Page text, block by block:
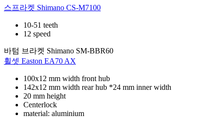
스프라켓 Shimano CS-M7100
10-51 teeth
12 speed
바텀 브라켓 Shimano SM-BBR60
휠셋 Easton EA70 AX
100x12 mm width front hub
142x12 mm width rear hub *24 mm inner width
20 mm height
Centerlock
material: aluminium